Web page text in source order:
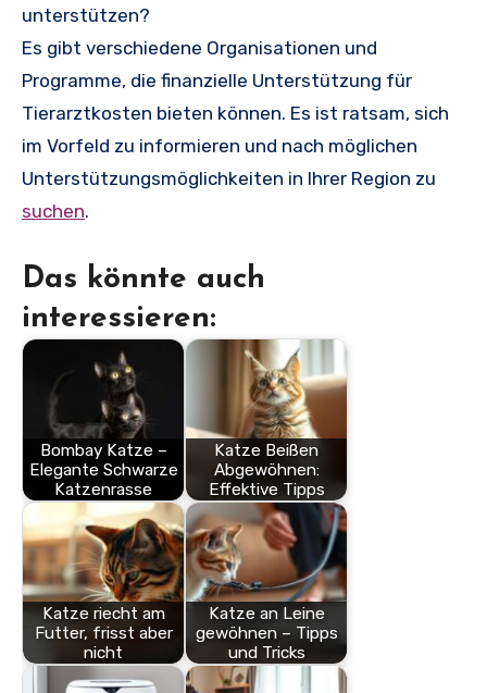
unterstützen?
Es gibt verschiedene Organisationen und
Programme, die finanzielle Unterstützung für
Tierarztkosten bieten können. Es ist ratsam, sich
im Vorfeld zu informieren und nach möglichen
Unterstützungsmöglichkeiten in Ihrer Region zu
suchen.
Das könnte auch
interessieren:
Bombay Katze –
Elegante Schwarze
Katzenrasse
Katze Beißen
Abgewöhnen:
Effektive Tipps
Katze riecht am
Futter, frisst aber
nicht
Katze an Leine
gewöhnen – Tipps
und Tricks